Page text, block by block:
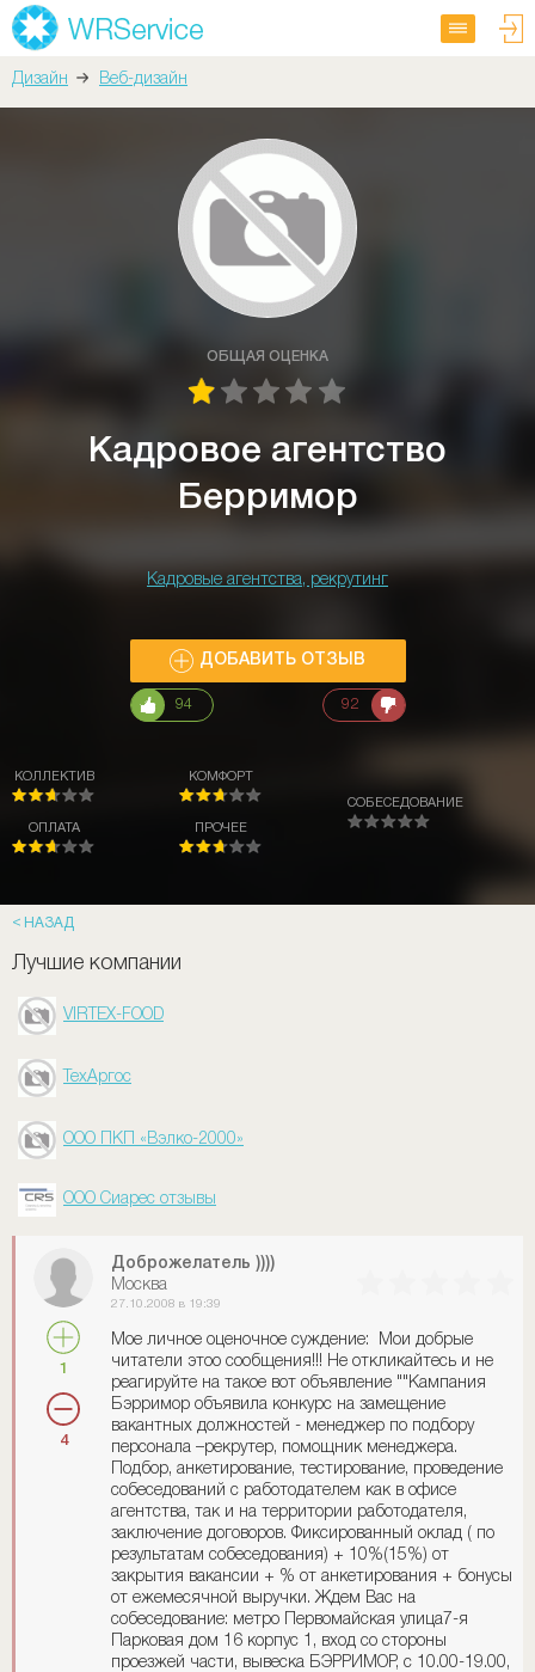
Дизайн Веб-дизайн
ОБЩАЯ ОЦЕНКА
Кадровое агентство
Берримор
Кадровые агентства, рекрутинг
ДОБАВИТЬ ОТЗЫВ
94 92
КОЛЛЕКТИВ
ОПЛАТА
КОМФОРТ
ПРОЧЕЕ
СОБЕСЕДОВАНИЕ
НАЗАД
Лучшие компании
VIRTEX-FOOD
ТехАргос
ООО ПКП «Вэлко-2000»
ООО Сиарес отзывы
1
4
Доброжелатель ))))
Москва
27.10.2008 в 19:39
Мое личное оценочное суждение: Мои добрые
читатели этоо сообщения!!! Не откликайтесь и не
реагируйте на такое вот объявление ""Кампания
Бэрримор объявила конкурс на замещение
вакантных должностей - менеджер по подбору
персонала –рекрутер, помощник менеджера.
Подбор, анкетирование, тестирование, проведение
собеседований с работодателем как в офисе
агентства, так и на территории работодателя,
заключение договоров. Фиксированный оклад ( по
результатам собеседования) + 10%(15%) от
закрытия вакансии + % от анкетирования + бонусы
от ежемесячной выручки. Ждем Вас на
собеседование: метро Первомайская улица7-я
Парковая дом 16 корпус 1, вход со стороны
проезжей части, вывеска БЭРРИМОР, с 10.00-19.00,